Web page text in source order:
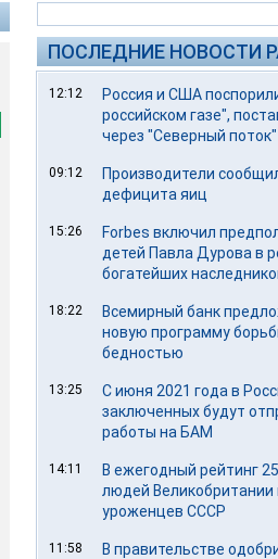
ПОСЛЕДНИЕ НОВОСТИ
12:12
Россия и США
российском газе",
через "Северный поток"
09:12
Производители
дефицита яиц
15:26
Forbes включил
детей Павла Дурова в
богатейших
18:22
Всемирный банк
новую программу
бедностью
13:25
С июня 2021 года в
заключенных будут
работы на БАМ
14:11
В ежегодный рейтинг
людей Великобритании
уроженцев СССР
11:58
В правительстве